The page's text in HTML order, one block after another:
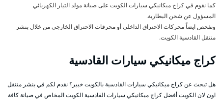
كما نقوم في كراج ميكانيكي سيارات الكويت على صيانة مولد التيار الكهربائي
المسؤول عن شحن البطارية.
ونفحص ايضاً محركات الاحتراق الداخلي أو محرقات الاحتراق الخارجي من خلال بنشر
متنقل القادسية الكويت.
كراج ميكانيكي سيارات القادسية
هل تبحث عن كراج ميكانيكي سيارات القادسية بالكويت خبير؟ نقدم لكم في بنشر متنقل
اون لان الكويت أفضل كراج ميكانيكي سيارات القادسية الكويت المخاص في صيانة كافة